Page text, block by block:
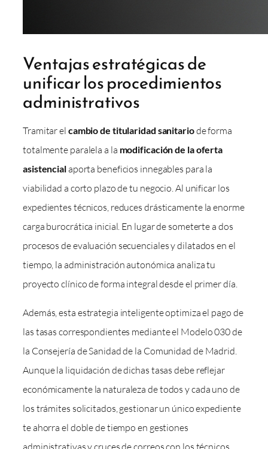
Ventajas estratégicas de
unificar los procedimientos
administrativos
Tramitar el cambio de titularidad sanitariode forma
totalmente paralela a la modificación de la oferta
asistencialaporta beneficios innegables para la
viabilidad a corto plazo de tu negocio. Al unificar los
expedientes técnicos, reduces drásticamente la enorme
carga burocrática inicial. En lugar de someterte a dos
procesos de evaluación secuenciales y dilatados en el
tiempo, la administración autonómica analiza tu
proyecto clínico de forma integral desde el primer día.
Además, esta estrategia inteligente optimiza el pago de
las tasas correspondientes mediante el Modelo 030 de
la Consejería de Sanidad de la Comunidad de Madrid.
Aunque la liquidación de dichas tasas debe reflejar
económicamente la naturaleza de todos y cada uno de
los trámites solicitados, gestionar un único expediente
te ahorra el doble de tiempo en gestiones